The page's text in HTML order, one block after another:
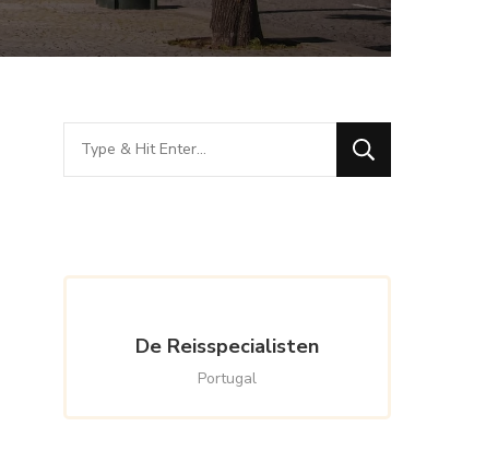
Looking
for
De Reisspecialisten
Portugal